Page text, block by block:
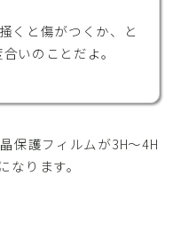
くと傷がつくか、と
いのことだよ。
保護フィルムが3H〜4H
ります。